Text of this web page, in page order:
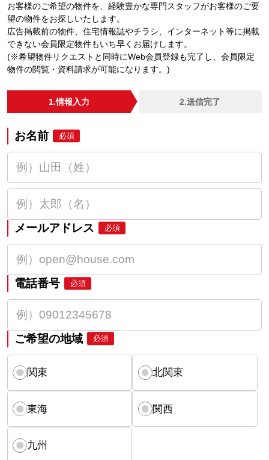
お客様のご希望の物件を、経験豊かな専門スタッフがお客様のご要
望の物件をお探しいたします。
広告掲載前の物件、住宅情報誌やチラシ、インターネット等に掲載
できない会員限定物件もいち早くお届けします。
(※希望物件リクエストと同時にWeb会員登録も完了し、会員限定
物件の閲覧・資料請求が可能になります。)
1.情報入力 2.送信完了
お名前 必須
メールアドレス 必須
電話番号 必須
ご希望の地域 必須
関東 北関東
東海 関西
九州